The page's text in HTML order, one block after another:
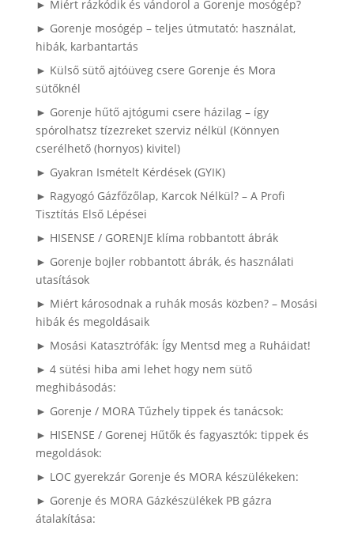
► Miért rázkódik és vándorol a Gorenje mosógép?
► Gorenje mosógép – teljes útmutató: használat,
hibák, karbantartás
► Külső sütő ajtóüveg csere Gorenje és Mora
sütőknél
► Gorenje hűtő ajtógumi csere házilag – így
spórolhatsz tízezreket szerviz nélkül (Könnyen
cserélhető (hornyos) kivitel)
► Gyakran Ismételt Kérdések (GYIK)
► Ragyogó Gázfőzőlap, Karcok Nélkül? – A Profi
Tisztítás Első Lépései
► HISENSE / GORENJE klíma robbantott ábrák
► Gorenje bojler robbantott ábrák, és használati
utasítások
► Miért károsodnak a ruhák mosás közben? – Mosási
hibák és megoldásaik
► Mosási Katasztrófák: Így Mentsd meg a Ruháidat!
► 4 sütési hiba ami lehet hogy nem sütő
meghibásodás:
► Gorenje / MORA Tűzhely tippek és tanácsok:
► HISENSE / Gorenej Hűtők és fagyasztók: tippek és
megoldások:
► LOC gyerekzár Gorenje és MORA készülékeken:
► Gorenje és MORA Gázkészülékek PB gázra
átalakítása: